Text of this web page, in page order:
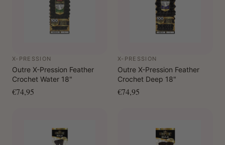
X-PRESSION
Outre X-Pression Feather
Crochet Water 18"
€74,95
X-PRESSION
Outre X-Pression Feather
Crochet Deep 18"
€74,95